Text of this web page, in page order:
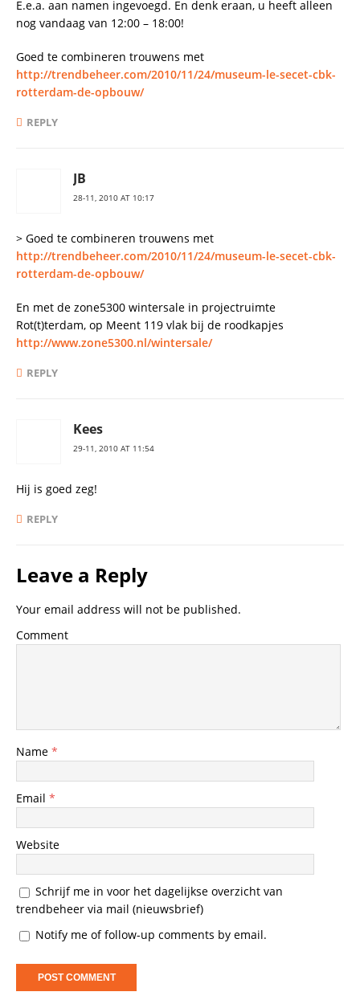
E.e.a. aan namen ingevoegd. En denk eraan, u heeft alleen
nog vandaag van 12:00 – 18:00!
Goed te combineren trouwens met
http://trendbeheer.com/2010/11/24/museum-le-secet-cbk-
rotterdam-de-opbouw/
REPLY
JB
28-11, 2010 AT 10:17
> Goed te combineren trouwens met
http://trendbeheer.com/2010/11/24/museum-le-secet-cbk-
rotterdam-de-opbouw/
En met de zone5300 wintersale in projectruimte
Rot(t)terdam, op Meent 119 vlak bij de roodkapjes
http://www.zone5300.nl/wintersale/
REPLY
Kees
29-11, 2010 AT 11:54
Hij is goed zeg!
REPLY
Leave a Reply
Your email address will not be published.
Comment
Name *
Email *
Website
Schrijf me in voor het dagelijkse overzicht van
trendbeheer via mail (nieuwsbrief)
Notify me of follow-up comments by email.